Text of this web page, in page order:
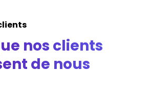
nos clients
de nous